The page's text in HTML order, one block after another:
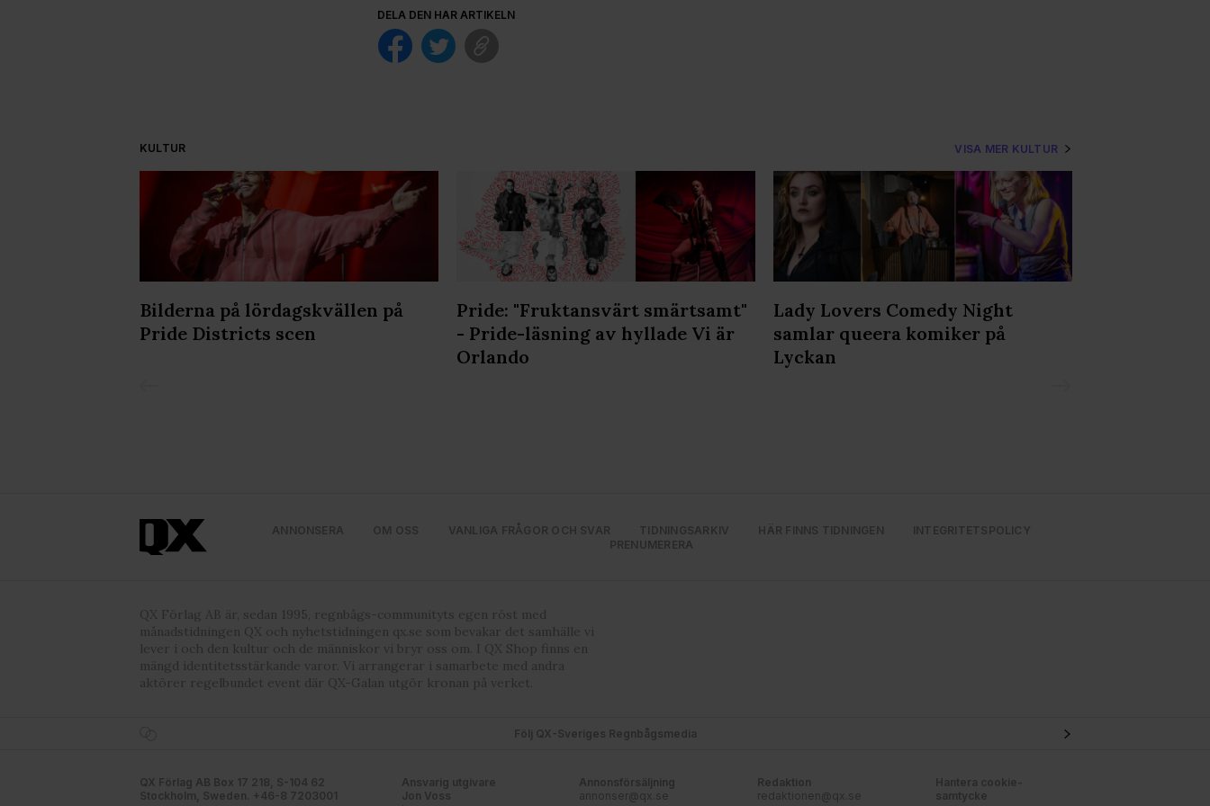
DELA DEN HÄR ARTIKELN
KULTUR VISA MER KULTUR
Bilderna på lördagskvällen på
Pride Districts scen
Pride: "Fruktansvärt smärtsamt"
- Pride-läsning av hyllade Vi är
Orlando
Lady Lovers Comedy Night
samlar queera komiker på
Lyckan
ANNONSERA OM OSS VANLIGA FRÅGOR OCH SVAR TIDNINGSARKIV HÄR FINNS TIDNINGEN
INTEGRITETSPOLICY
PRENUMERERA
QX Förlag AB är, sedan 1995, regnbågs-communityts egen röst med
månadstidningen QX och nyhetstidningen qx.se som bevakar det samhälle vi
lever i och den kultur och de människor vi bryr oss om. I QX Shop finns en
mängd identitetsstärkande varor. Vi arrangerar i samarbete med andra
aktörer regelbundet event där QX-Galan utgör kronan på verket.
Följ QX-Sveriges Regnbågsmedia
QX Förlag AB Box 17 218, S-104 62
Stockholm, Sweden. +46-8 7203001
Ansvarig utgivare
Jon Voss
Annonsförsäljning
annonser@qx.se
Redaktion
redaktionen@qx.se
Hantera cookie-
samtycke